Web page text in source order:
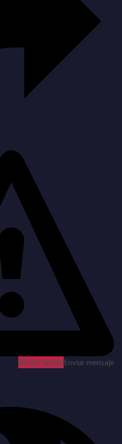
Añadir amigoEnviar mensaje